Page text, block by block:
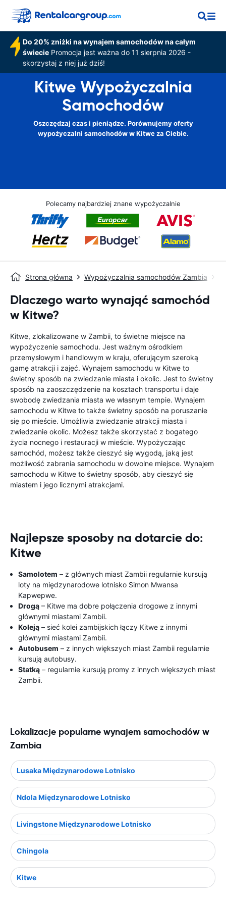
Do 20% zniżki na wynajem samochodów na całym
świeciePromocja jest ważna do 11 sierpnia 2026 -
skorzystaj z niej już dziś!
Kitwe Wypożyczalnia
Samochodów
Oszczędzaj czas i pieniądze. Porównujemy oferty
wypożyczalni samochodów w Kitwe za Ciebie.
Polecamy najbardziej znane wypożyczalnie
Strona główna Wypożyczalnia samochodów Zambia
Dlaczego warto wynająć samochód
w Kitwe?
Kitwe, zlokalizowane w Zambii, to świetne miejsce na
wypożyczenie samochodu. Jest ważnym ośrodkiem
przemysłowym i handlowym w kraju, oferującym szeroką
gamę atrakcji i zajęć. Wynajem samochodu w Kitwe to
świetny sposób na zwiedzanie miasta i okolic. Jest to świetny
sposób na zaoszczędzenie na kosztach transportu i daje
swobodę zwiedzania miasta we własnym tempie. Wynajem
samochodu w Kitwe to także świetny sposób na poruszanie
się po mieście. Umożliwia zwiedzanie atrakcji miasta i
zwiedzanie okolic. Możesz także skorzystać z bogatego
życia nocnego i restauracji w mieście. Wypożyczając
samochód, możesz także cieszyć się wygodą, jaką jest
możliwość zabrania samochodu w dowolne miejsce. Wynajem
samochodu w Kitwe to świetny sposób, aby cieszyć się
miastem i jego licznymi atrakcjami.
Najlepsze sposoby na dotarcie do:
Kitwe
Samolotem – z głównych miast Zambii regularnie kursują
loty na międzynarodowe lotnisko Simon Mwansa
Kapwepwe.
Drogą – Kitwe ma dobre połączenia drogowe z innymi
głównymi miastami Zambii.
Koleją – sieć kolei zambijskich łączy Kitwe z innymi
głównymi miastami Zambii.
Autobusem – z innych większych miast Zambii regularnie
kursują autobusy.
Statką – regularnie kursują promy z innych większych miast
Zambii.
Lokalizacje popularne wynajem samochodów w
Zambia
Lusaka Międzynarodowe Lotnisko
Ndola Międzynarodowe Lotnisko
Livingstone Międzynarodowe Lotnisko
Chingola
Kitwe